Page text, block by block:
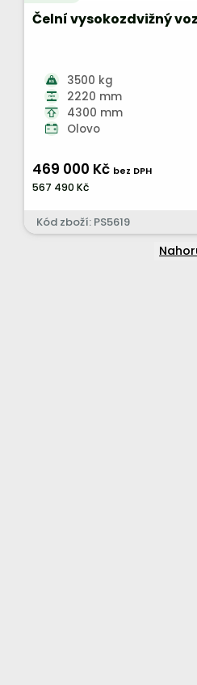
Čelní vysokozdvižný
3500 kg
2220 mm
4300 mm
Olovo
469 000 Kč bez DPH
567 490 Kč
Kód zboží: PS5619